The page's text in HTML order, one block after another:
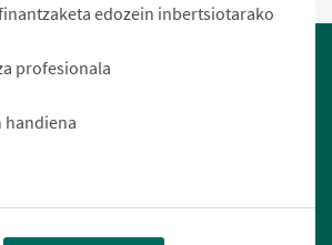
edozein inbertsiotarako
profesionala
handiena